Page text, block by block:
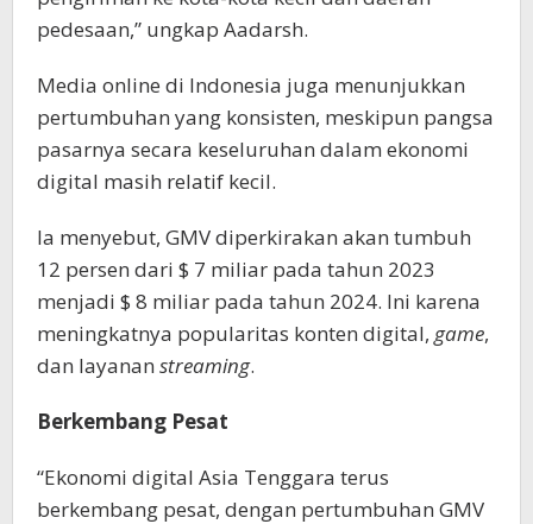
pedesaan,” ungkap Aadarsh.
Media online di Indonesia juga menunjukkan
pertumbuhan yang konsisten, meskipun pangsa
pasarnya secara keseluruhan dalam ekonomi
digital masih relatif kecil.
Ia menyebut, GMV diperkirakan akan tumbuh
12 persen dari $ 7 miliar pada tahun 2023
menjadi $ 8 miliar pada tahun 2024. Ini karena
meningkatnya popularitas konten digital, game,
dan layanan streaming.
Berkembang Pesat
“Ekonomi digital Asia Tenggara terus
berkembang pesat, dengan pertumbuhan GMV